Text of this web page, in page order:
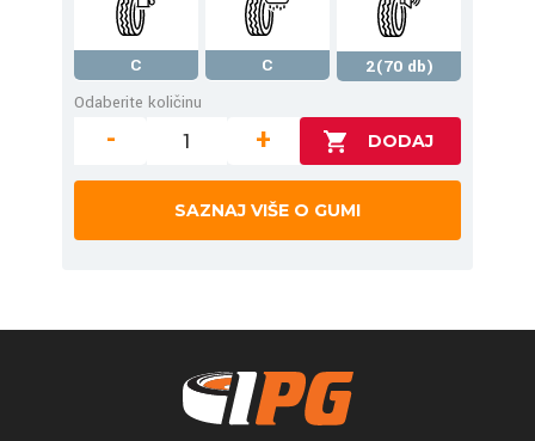
C C
2(70 db)
Odaberite količinu
- +
SAZNAJ VIŠE O GUMI